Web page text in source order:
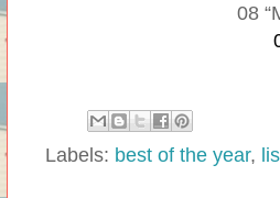
08
Labels: best of the year,